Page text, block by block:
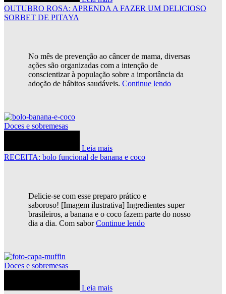
OUTUBRO ROSA: APRENDA A FAZER UM DELICIOSO
SORBET DE PITAYA
No mês de prevenção ao câncer de mama, diversas
ações são organizadas com a intenção de
conscientizar à população sobre a importância da
adoção de hábitos saudáveis. Continue lendo
Doces e sobremesas
Leia mais
RECEITA: bolo funcional de banana e coco
Delicie-se com esse preparo prático e
saboroso! [Imagem ilustrativa] Ingredientes super
brasileiros, a banana e o coco fazem parte do nosso
dia a dia. Com saborContinue lendo
Doces e sobremesas
Leia mais